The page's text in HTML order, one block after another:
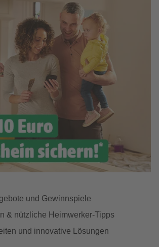
und Gewinnspiele
& nützliche Heimwerker-Tipps
und innovative Lösungen